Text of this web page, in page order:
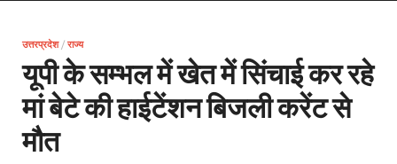
Bharat Tex 2026: टेक्सटाइल निवेश के प्रमुख गंतव्य के
Shri Ram Mandir: श्रीराम मंदिर चढ़ावा चोरी के
उत्तरप्रदेश/ राज्य
यूपी के सम्भल में खेत में सिंचाई कर रहे
मां बेटे की हाईटेंशन बिजली करेंट से
मौत